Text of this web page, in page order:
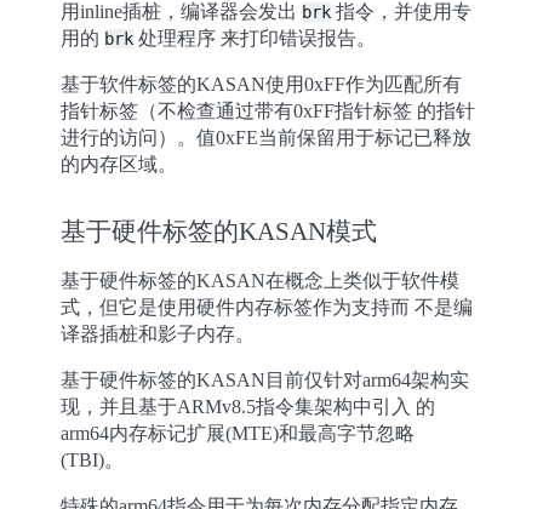
用inline插桩，编译器会发出 brk 指令，并使用专
用的 brk 处理程序 来打印错误报告。
基于软件标签的KASAN使用0xFF作为匹配所有
指针标签（不检查通过带有0xFF指针标签 的指针
进行的访问）。值0xFE当前保留用于标记已释放
的内存区域。
基于硬件标签的KASAN模式
基于硬件标签的KASAN在概念上类似于软件模
式，但它是使用硬件内存标签作为支持而 不是编
译器插桩和影子内存。
基于硬件标签的KASAN目前仅针对arm64架构实
现，并且基于ARMv8.5指令集架构中引入 的
arm64内存标记扩展(MTE)和最高字节忽略
(TBI)。